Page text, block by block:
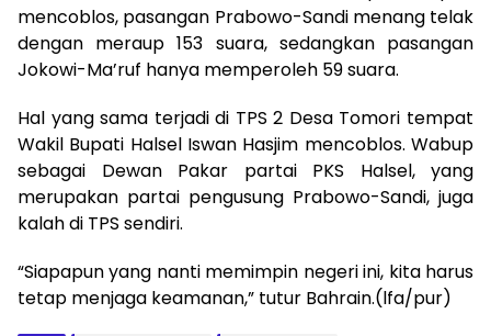
mencoblos, pasangan Prabowo-Sandi menang telak
dengan meraup 153 suara, sedangkan pasangan
Jokowi-Ma’ruf hanya memperoleh 59 suara.
Hal yang sama terjadi di TPS 2 Desa Tomori tempat
Wakil Bupati Halsel Iswan Hasjim mencoblos. Wabup
sebagai Dewan Pakar partai PKS Halsel, yang
merupakan partai pengusung Prabowo-Sandi, juga
kalah di TPS sendiri.
“Siapapun yang nanti memimpin negeri ini, kita harus
tetap menjaga keamanan,” tutur Bahrain.(lfa/pur)